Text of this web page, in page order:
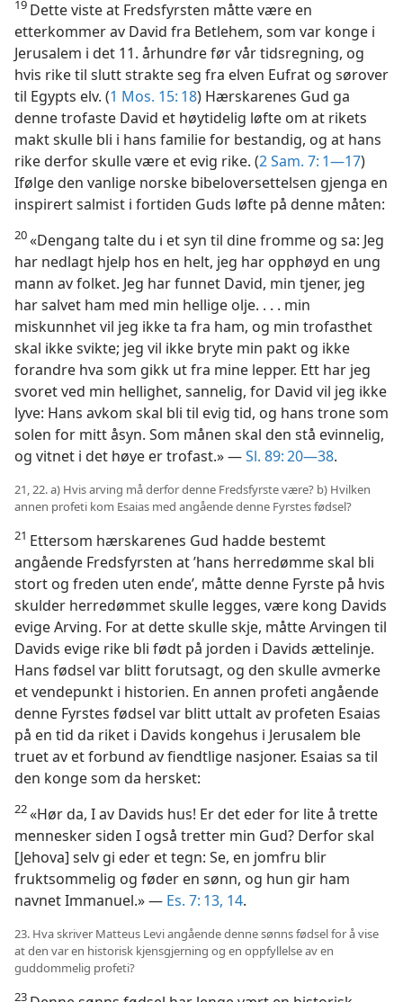
19 Dette viste at Fredsfyrsten måtte være en
etterkommer av David fra Betlehem, som var konge i
Jerusalem i det 11. århundre før vår tidsregning, og
hvis rike til slutt strakte seg fra elven Eufrat og sørover
til Egypts elv. (1 Mos. 15: 18) Hærskarenes Gud ga
denne trofaste David et høytidelig løfte om at rikets
makt skulle bli i hans familie for bestandig, og at hans
rike derfor skulle være et evig rike. (2 Sam. 7: 1—17)
Ifølge den vanlige norske bibeloversettelsen gjenga en
inspirert salmist i fortiden Guds løfte på denne måten:
20«Dengang talte du i et syn til dine fromme og sa: Jeg
har nedlagt hjelp hos en helt, jeg har opphøyd en ung
mann av folket. Jeg har funnet David, min tjener, jeg
har salvet ham med min hellige olje. . . . min
miskunnhet vil jeg ikke ta fra ham, og min trofasthet
skal ikke svikte; jeg vil ikke bryte min pakt og ikke
forandre hva som gikk ut fra mine lepper. Ett har jeg
svoret ved min hellighet, sannelig, for David vil jeg ikke
lyve: Hans avkom skal bli til evig tid, og hans trone som
solen for mitt åsyn. Som månen skal den stå evinnelig,
og vitnet i det høye er trofast.» —Sl. 89: 20—38.
21, 22. a) Hvis arving må derfor denne Fredsfyrste være? b) Hvilken
annen profeti kom Esaias med angående denne Fyrstes fødsel?
21 Ettersom hærskarenes Gud hadde bestemt
angående Fredsfyrsten at ’hans herredømme skal bli
stort og freden uten ende’, måtte denne Fyrste på hvis
skulder herredømmet skulle legges, være kong Davids
evige Arving. For at dette skulle skje, måtte Arvingen til
Davids evige rike bli født på jorden i Davids ættelinje.
Hans fødsel var blitt forutsagt, og den skulle avmerke
et vendepunkt i historien. En annen profeti angående
denne Fyrstes fødsel var blitt uttalt av profeten Esaias
på en tid da riket i Davids kongehus i Jerusalem ble
truet av et forbund av fiendtlige nasjoner. Esaias sa til
den konge som da hersket:
22«Hør da, I av Davids hus! Er det eder for lite å trette
mennesker siden I også tretter min Gud? Derfor skal
[Jehova] selv gi eder et tegn: Se, en jomfru blir
fruktsommelig og føder en sønn, og hun gir ham
navnet Immanuel.» — Es. 7: 13, 14.
23. Hva skriver Matteus Levi angående denne sønns fødsel for å vise
at den var en historisk kjensgjerning og en oppfyllelse av en
guddommelig profeti?
23